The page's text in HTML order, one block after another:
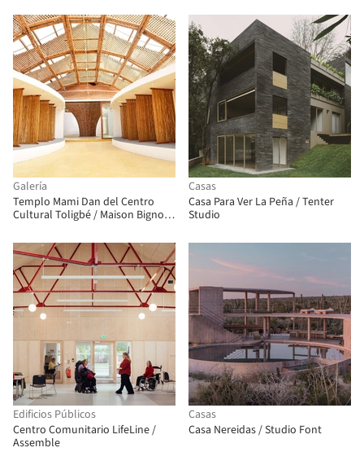
Galería
Templo Mami Dan del Centro
Cultural Toligbé / Maison Bignon
Casas
Casa Para Ver La Peña / Tenter
Studio
Edificios Públicos
Centro Comunitario LifeLine /
Assemble
Casas
Casa Nereidas / Studio Font